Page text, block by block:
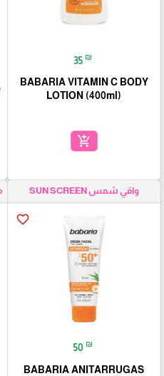
35 ₪
BABARIA VITAMIN C BODY
LOTION (400ml)
add_shopping_cart
واقي شمس SUN SCREEN
favorite_border
50 ₪
BABARIA ANITARRUGAS